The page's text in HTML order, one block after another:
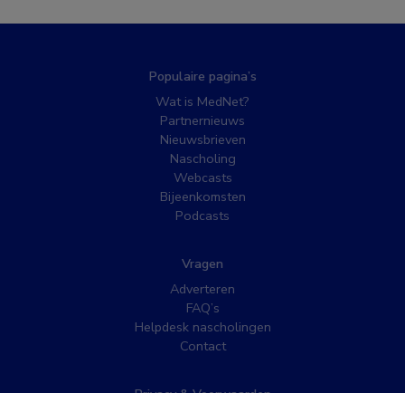
Populaire pagina’s
Wat is MedNet?
Partnernieuws
Nieuwsbrieven
Nascholing
Webcasts
Bijeenkomsten
Podcasts
Vragen
Adverteren
FAQ’s
Helpdesk nascholingen
Contact